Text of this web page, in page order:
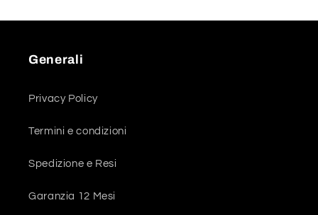
Generali
Privacy Policy
Termini e condizioni
Spedizione e Resi
Garanzia 12 Mesi